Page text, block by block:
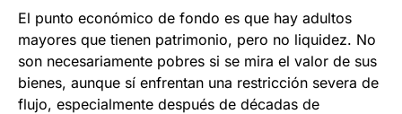
El punto económico de fondo es que hay adultos
mayores que tienen patrimonio, pero no liquidez. No
son necesariamente pobres si se mira el valor de sus
bienes, aunque sí enfrentan una restricción severa de
flujo, especialmente después de décadas de